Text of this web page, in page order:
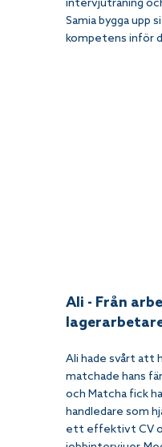
intervjuträning
Samia bygga upp
kompetens inför
Ali - Från
Ali hade svårt att
matchade hans
och Matcha fick
handledare som
ett effektivt CV